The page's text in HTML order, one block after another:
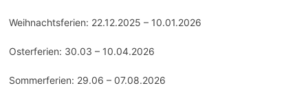
Weihnachtsferien: 22.12.2025 – 10.01.2026
Osterferien: 30.03 – 10.04.2026
Sommerferien: 29.06 – 07.08.2026